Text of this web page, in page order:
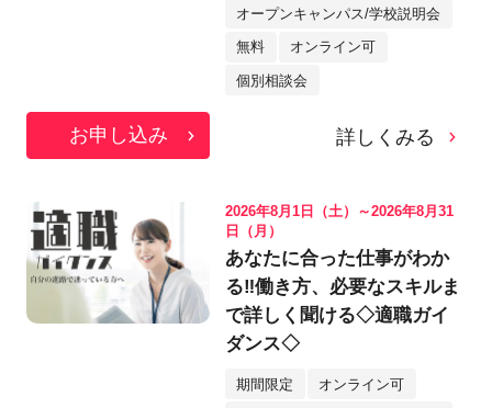
オープンキャンパス/学校説明会
無料 オンライン可
個別相談会
お申し込み 詳しくみる
2026年8月1日（土）～2026年8月31
日（月）
あなたに合った仕事がわか
る‼働き方、必要なスキルま
で詳しく聞ける◇適職ガイ
ダンス◇
期間限定 オンライン可